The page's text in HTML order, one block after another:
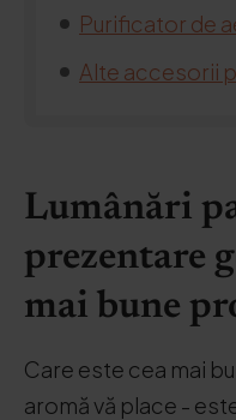
Purificator de
Alte accesorii
Lumânări
prezentare
mai bune
Care este cea mai
aromă vă place -